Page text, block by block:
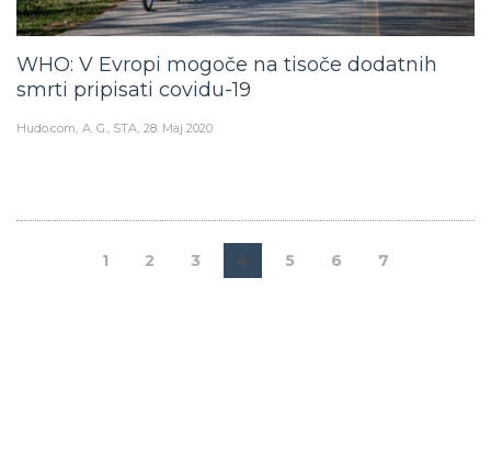
WHO: V Evropi mogoče na tisoče dodatnih
smrti pripisati covidu-19
Hudo.com A. G., STA 28. Maj 2020
1 2 3 4 5 6 7